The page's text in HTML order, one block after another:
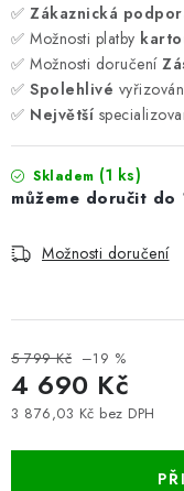
✅ Zákaznická
✅ Možnosti platby
✅ Možnosti doručení
✅ Spolehlivé
✅ Největší
Skladem (1 ks)
Možnosti doručení
5 799 Kč –19 %
4 690 Kč
3 876,03 Kč bez DPH